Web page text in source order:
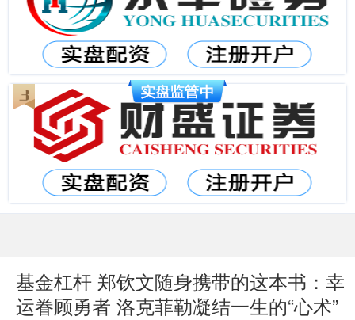
基金杠杆 郑钦文随身携带的这本书：幸
运眷顾勇者 洛克菲勒凝结一生的“心术”